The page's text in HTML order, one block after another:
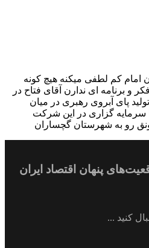
امام کم لطفی میکنه هیچ کونه
و برنامه ای ندارن آقای فتاح در
پای آبروی رهبری در میان
سرمایه گزاری در این شرکت
رو به شهرستان گچساران
پنهان اقتصاد ایران
کنید ...